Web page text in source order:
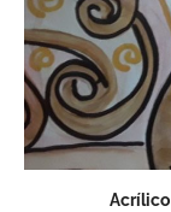
Acrílico